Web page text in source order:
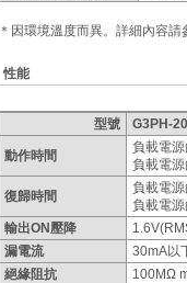
＊因環境溫度而異。詳細內容
性能
型號 G3PH-
動作時間
負載電
負載電
復歸時間
負載電
負載電
輸出ON壓降
漏電流
30mA以
絕緣阻抗
100MΩ